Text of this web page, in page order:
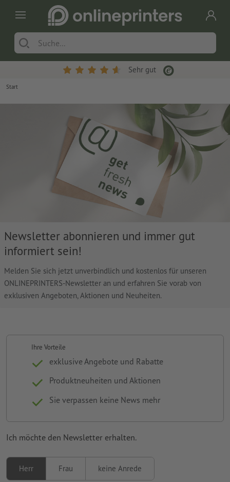
Sehr gut
Start
Newsletter abonnieren und immer gut
informiert sein!
Melden Sie sich jetzt unverbindlich und kostenlos für unseren
ONLINEPRINTERS-Newsletter an und erfahren Sie vorab von
exklusiven Angeboten, Aktionen und Neuheiten.
Ich möchte den Newsletter erhalten.
Herr Frau keine Anrede
Ihre Vorteile
exklusive Angebote und Rabatte
Produktneuheiten und Aktionen
Sie verpassen keine News mehr